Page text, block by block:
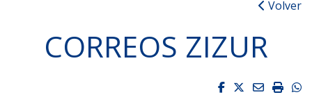
Volver
CORREOS ZIZUR
Facebook
Twitter
Email